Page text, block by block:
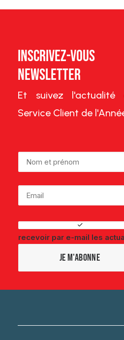
Inscrivez-
Newsletter
Et suivez l'actualité
Service Client de
recevoir par e-mail les